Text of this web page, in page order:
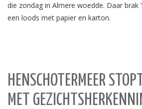
die zondag in Almere woedde. Daar brak
een loods met papier en karton.
HENSCHOTERMEER
MET